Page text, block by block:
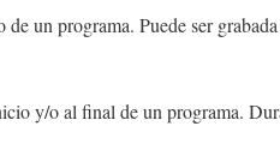
un programa. Puede ser
y/o al final de un programa.